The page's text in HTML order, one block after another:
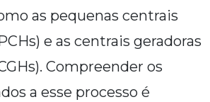
as pequenas centrais
e as centrais geradoras
Compreender os
a esse processo é